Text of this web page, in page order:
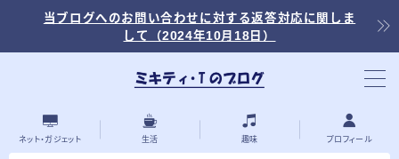
当ブログへのお問い合わせに対する返答対応に関しま
して（2024年10月18日）
ネット・ガジェット 生活 趣味 プロフィール